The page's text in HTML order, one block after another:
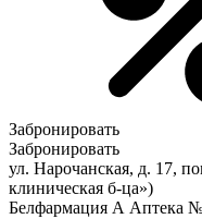
Забронировать
Забронировать
ул. Нарочанская, д. 17,
клиническая б-ца»)
Белфармация А Аптека